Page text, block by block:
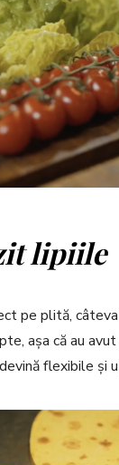
lipiile
pe plită,
așa că au
flexibile și